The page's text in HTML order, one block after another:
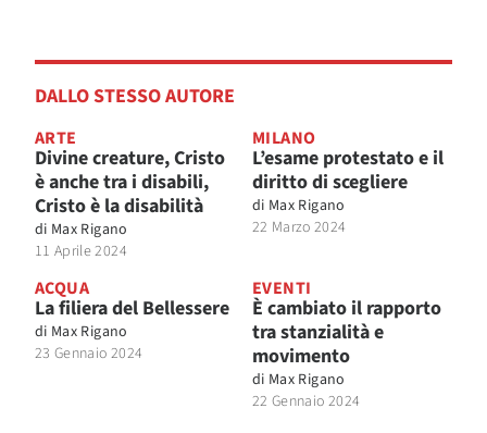
DALLO STESSO AUTORE
ARTE
Divine creature, Cristo
è anche tra i disabili,
Cristo è la disabilità
di Max Rigano
11 Aprile 2024
MILANO
L’esame protestato e il
diritto di scegliere
di Max Rigano
22 Marzo 2024
ACQUA
La filiera del Bellessere
di Max Rigano
23 Gennaio 2024
EVENTI
È cambiato il rapporto
tra stanzialità e
movimento
di Max Rigano
22 Gennaio 2024